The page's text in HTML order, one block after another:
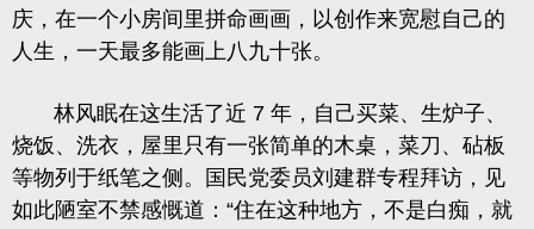
庆，在一个小房间里拼命画画，以创作来宽慰自己的
人生，一天最多能画上八九十张。
林风眠在这生活了近 7 年，自己买菜、生炉子、
烧饭、洗衣，屋里只有一张简单的木桌，菜刀、砧板
等物列于纸笔之侧。国民党委员刘建群专程拜访，见
如此陋室不禁感慨道：“住在这种地方，不是白痴，就